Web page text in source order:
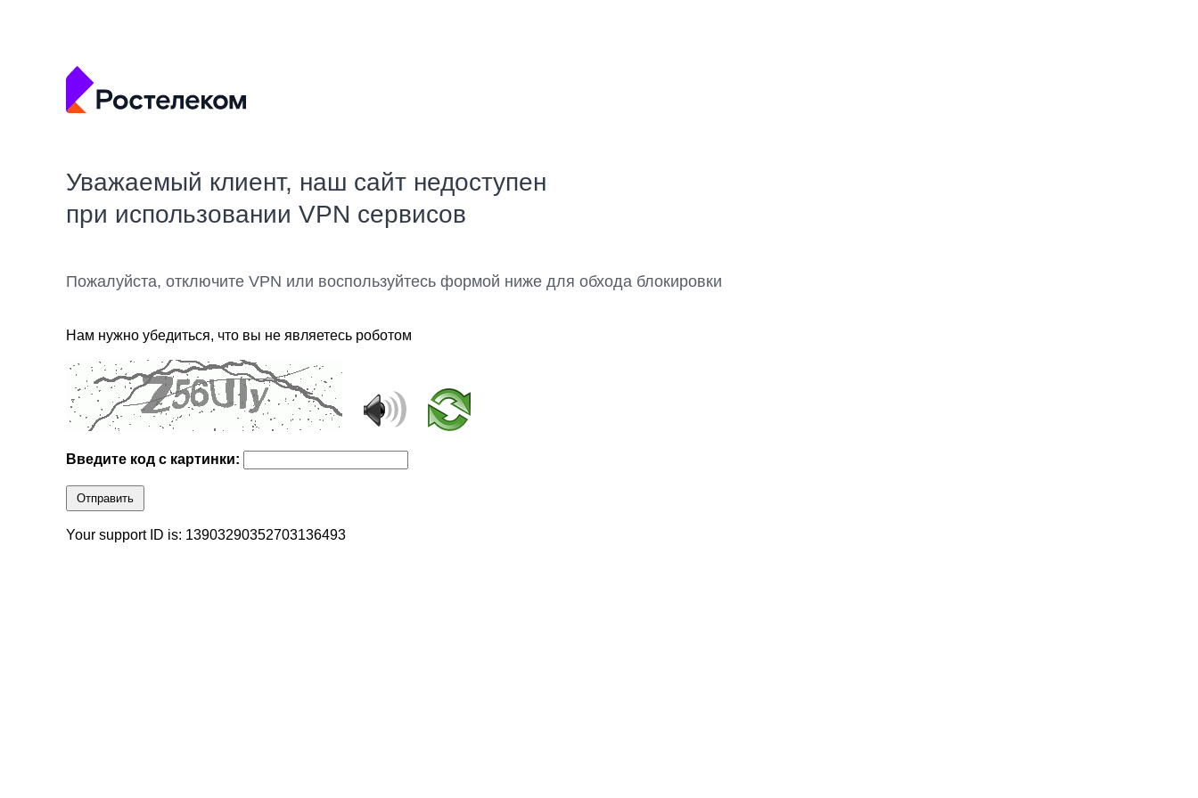
Уважаемый клиент, наш сайт недоступен
при использовании VPN сервисов
Пожалуйста, отключите VPN или воспользуйтесь формой ниже для обхода блокировки
Нам нужно убедиться, что вы не являетесь роботом
Введите код с картинки:
Отправить
Your support ID is: 13903290352703136493